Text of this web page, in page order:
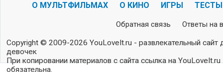
О МУЛЬТФИЛЬМАХ О КИНО ИГРЫ ТЕСТЫ
Обратная связь Ответы на
Copyright © 2009-2026 YouLoveIt.ru - развлекательный сайт
девочек
При копировании материалов с сайта ссылка на YouLoveIt.ru
обязательна.